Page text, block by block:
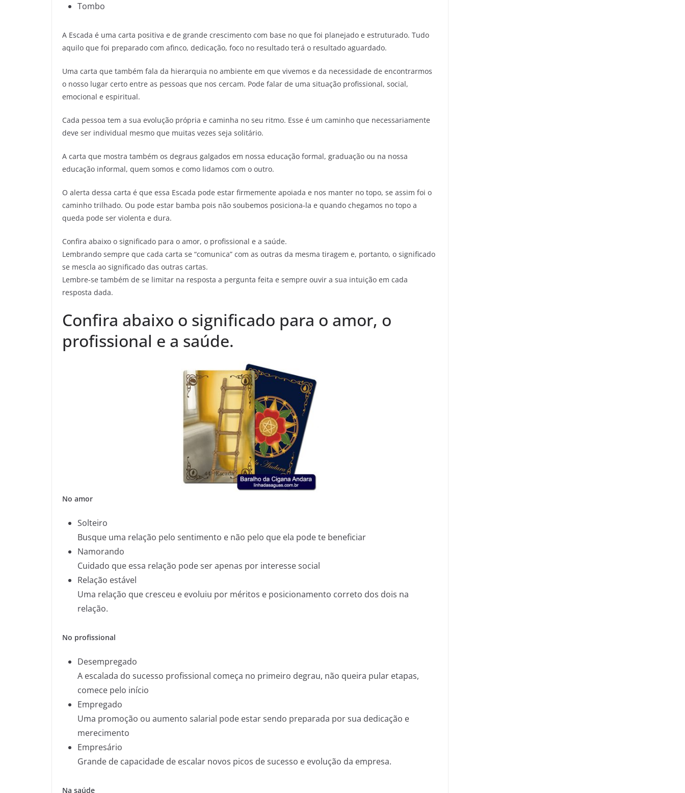
Tombo
A Escada é uma carta positiva e de grande crescimento com base no que foi planejado e estruturado. Tudo
aquilo que foi preparado com afinco, dedicação, foco no resultado terá o resultado aguardado.
Uma carta que também fala da hierarquia no ambiente em que vivemos e da necessidade de encontrarmos
o nosso lugar certo entre as pessoas que nos cercam. Pode falar de uma situação profissional, social,
emocional e espiritual.
Cada pessoa tem a sua evolução própria e caminha no seu ritmo. Esse é um caminho que necessariamente
deve ser individual mesmo que muitas vezes seja solitário.
A carta que mostra também os degraus galgados em nossa educação formal, graduação ou na nossa
educação informal, quem somos e como lidamos com o outro.
O alerta dessa carta é que essa Escada pode estar firmemente apoiada e nos manter no topo, se assim foi o
caminho trilhado. Ou pode estar bamba pois não soubemos posiciona-la e quando chegamos no topo a
queda pode ser violenta e dura.
Confira abaixo o significado para o amor, o profissional e a saúde.
Lembrando sempre que cada carta se “comunica” com as outras da mesma tiragem e, portanto, o significado
se mescla ao significado das outras cartas.
Lembre-se também de se limitar na resposta a pergunta feita e sempre ouvir a sua intuição em cada
resposta dada.
Confira abaixo o significado para o amor, o
profissional e a saúde.
No amor
Solteiro
Busque uma relação pelo sentimento e não pelo que ela pode te beneficiar
Namorando
Cuidado que essa relação pode ser apenas por interesse social
Relação estável
Uma relação que cresceu e evoluiu por méritos e posicionamento correto dos dois na
relação.
No profissional
Desempregado
A escalada do sucesso profissional começa no primeiro degrau, não queira pular etapas,
comece pelo início
Empregado
Uma promoção ou aumento salarial pode estar sendo preparada por sua dedicação e
merecimento
Empresário
Grande de capacidade de escalar novos picos de sucesso e evolução da empresa.
Na saúde